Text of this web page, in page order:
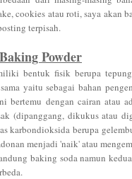
cookies atau roti, saya akan
terpisah.
Powder
bentuk fisik berupa
yaitu sebagai bahan
bertemu dengan cairan atau
(dipanggang, dikukus atau
karbondioksida berupa
menjadi 'naik' atau
baking soda namun